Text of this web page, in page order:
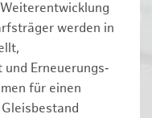
werden in
Erneuerungs‑
für einen